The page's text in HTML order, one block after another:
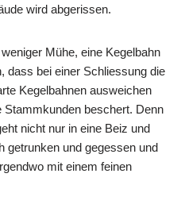
wird abgerissen.
Mühe, eine Kegelbahn
dass bei einer Schliessung die
Kegelbahnen ausweichen
Stammkunden beschert. Denn
nicht nur in eine Beiz und
getrunken und gegessen und
mit einem feinen